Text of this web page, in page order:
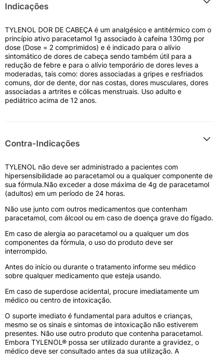
Sua combinação inteligente atua diretamente no
para quem busca uma solução robusta no
controle de cefaleias tensionais e processos
dolorosos agudos.
Como funciona?
O paracetamol reduz a dor e a febre ao atuar no
analgésico em até 40%. A cafeína ajuda a contrair
os vasos sanguíneos cerebrais dilatados durante
terapêutica mais rápida, integrada e direcionada
em comparação ao analgésico isolado.
Como usar?
Recomenda-se tomar de 1 a 2 comprimidos por
via oral a cada 4 ou 6 horas para adultos e
adolescentes acima de 12 anos de idade,
ingeridos com água e preferencialmente após as
refeições. Não ultrapasse o limite máximo de 8
comprimidos nas 24 horas. O tratamento deve ser
sintomas dolorosos cessarem ou conforme
orientação médica personalizada.
Efeitos Colaterais e Precauções
Embora seguro, o uso excessivo pode causar
Indicações
TYLENOL DOR DE CABEÇA é um analgésico e antitérmico com o
princípio ativo paracetamol 1g associado à cafeína 130mg por
dose (Dose = 2 comprimidos) e é indicado para o alívio
sintomático de dores de cabeça sendo também útil para a
redução de febre e para o alívio temporário de dores leves a
moderadas, tais como: dores associadas a gripes e resfriados
comuns, dor de dente, dor nas costas, dores musculares, dores
associadas a artrites e cólicas menstruais. Uso adulto e
pediátrico acima de 12 anos.
Contra-Indicações
TYLENOL não deve ser administrado a pacientes com
hipersensibilidade ao paracetamol ou a qualquer componente de
sua fórmula.Não exceder a dose máxima de 4g de paracetamol
(adultos) em um período de 24 horas.
Não use junto com outros medicamentos que contenham
paracetamol, com álcool ou em caso de doença grave do fígado.
Em caso de alergia ao paracetamol ou a qualquer um dos
componentes da fórmula, o uso do produto deve ser
interrompido.
Antes do início ou durante o tratamento informe seu médico
sobre qualquer medicamento que esteja usando.
Em caso de superdose acidental, procure imediatamente um
médico ou centro de intoxicação.
O suporte imediato é fundamental para adultos e crianças,
mesmo se os sinais e sintomas de intoxicação não estiverem
presentes. Não use outro produto que contenha paracetamol.
Embora TYLENOL® possa ser utilizado durante a gravidez, o
médico deve ser consultado antes da sua utilização. A